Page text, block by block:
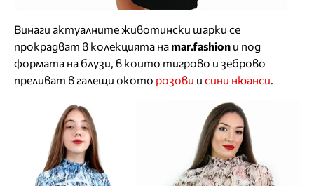
Винаги актуалните животински шарки се
прокрадват в колекцията на mar.fashion и под
формата на блузи, в които тигрово и зеброво
преливат в галещи окото розови и сини нюанси.